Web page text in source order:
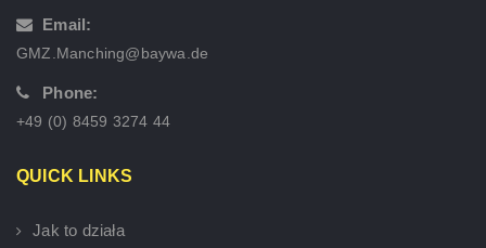
Email:
GMZ.Manching@baywa.de
Phone:
+49 (0) 8459 3274 44
QUICK LINKS
Jak to działa